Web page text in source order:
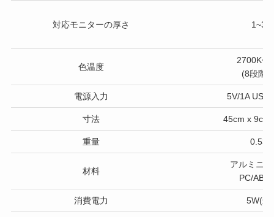
対応モニターの厚さ
色温度
(8段階
電源入力 5V/1A USB
寸法 45cm x 9cm
重量 0.53
材料
アルミニ
PC/ABS
消費電力 5W(最